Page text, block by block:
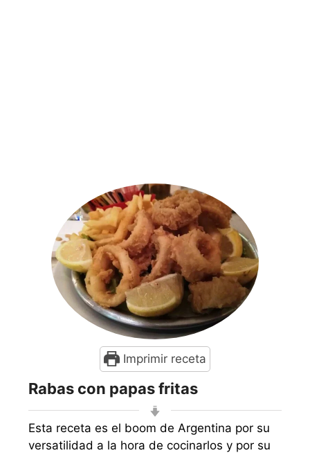
Imprimir receta
Rabas con papas fritas
Esta receta es el boom de Argentina por su
versatilidad a la hora de cocinarlos y por su